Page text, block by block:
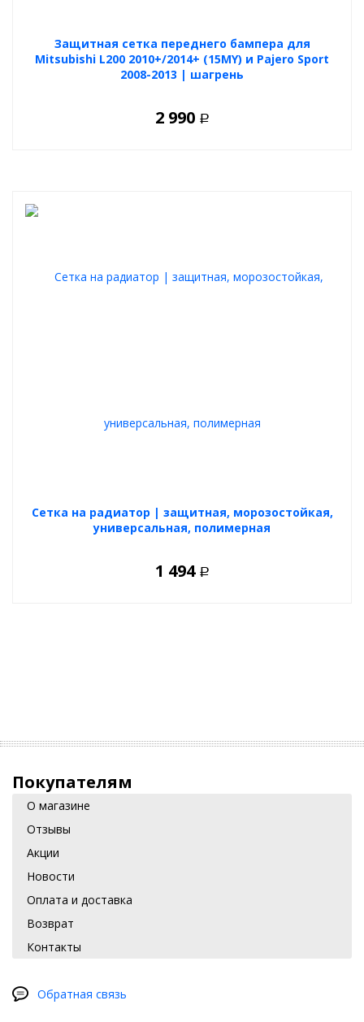
Защитная сетка переднего бампера для
Mitsubishi L200 2010+/2014+ (15MY) и Pajero Sport
2008-2013 | шагрень
2 990 Р
Cетка на радиатор | защитная, морозостойкая,
универсальная, полимерная
1 494 Р
Покупателям
О магазине
Отзывы
Акции
Новости
Оплата и доставка
Возврат
Контакты
Обратная связь